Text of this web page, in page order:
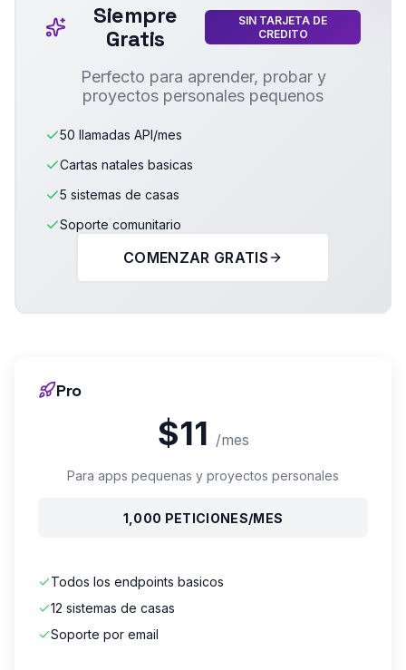
Siempre
Gratis
SIN TARJETA DE
CREDITO
Perfecto para aprender, probar y
proyectos personales pequenos
50 llamadas API/mes
Cartas natales basicas
5 sistemas de casas
Soporte comunitario
COMENZAR GRATIS
Pro
$11 /mes
Para apps pequenas y proyectos personales
1,000 PETICIONES/MES
Todos los endpoints basicos
12 sistemas de casas
Soporte por email